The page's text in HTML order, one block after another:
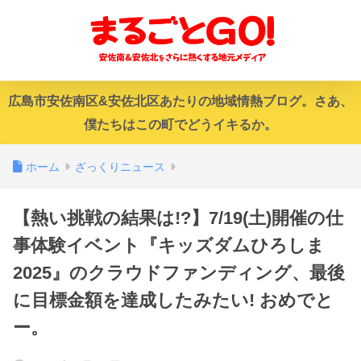
広島市安佐南区&安佐北区あたりの地域情熱ブログ。さあ、
僕たちはこの町でどうイキるか。
ホーム ざっくりニュース
【熱い挑戦の結果は!?】7/19(土)開催の仕
事体験イベント『キッズダムひろしま
2025』のクラウドファンディング、最後
に目標金額を達成したみたい! おめでと
ー。